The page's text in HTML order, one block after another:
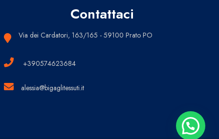
Contattaci
Via dei Cardatori, 163/165 - 59100 Prato PO
+390574623684
alessia@bigaglitessuti.it